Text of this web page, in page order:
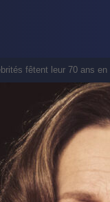
fêtent leur 70 ans en